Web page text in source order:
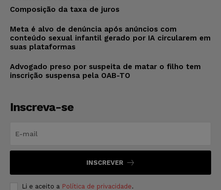
Composição da taxa de juros
Meta é alvo de denúncia após anúncios com
conteúdo sexual infantil gerado por IA circularem em
suas plataformas
Advogado preso por suspeita de matar o filho tem
inscrição suspensa pela OAB-TO
Inscreva-se
INSCREVER
Li e aceito a Política de privacidade.